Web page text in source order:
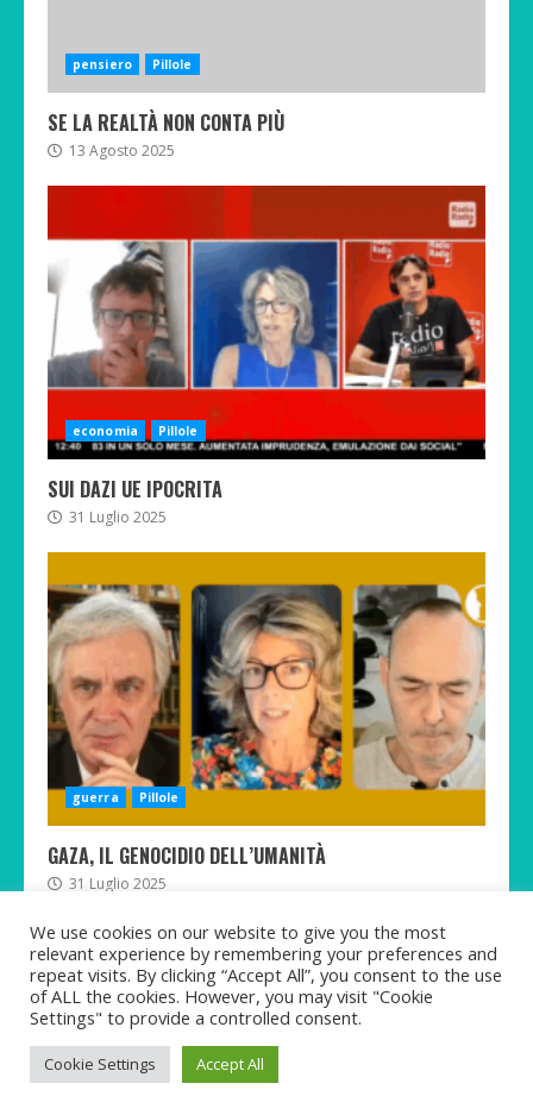
pensiero Pillole
SE LA REALTÀ NON CONTA PIÙ
13 Agosto 2025
economia Pillole
SUI DAZI UE IPOCRITA
31 Luglio 2025
guerra Pillole
GAZA, IL GENOCIDIO DELL’UMANITÀ
31 Luglio 2025
TwitterTelegramFacebookInstagram
RumbleTikTok
Copyright © Martina Pastorelli 2021-2025 All rights
We use cookies on our website to give you the most
relevant experience by remembering your preferences and
repeat visits. By clicking “Accept All”, you consent to the use
of ALL the cookies. However, you may visit "Cookie
Settings" to provide a controlled consent.
Cookie Settings Accept All